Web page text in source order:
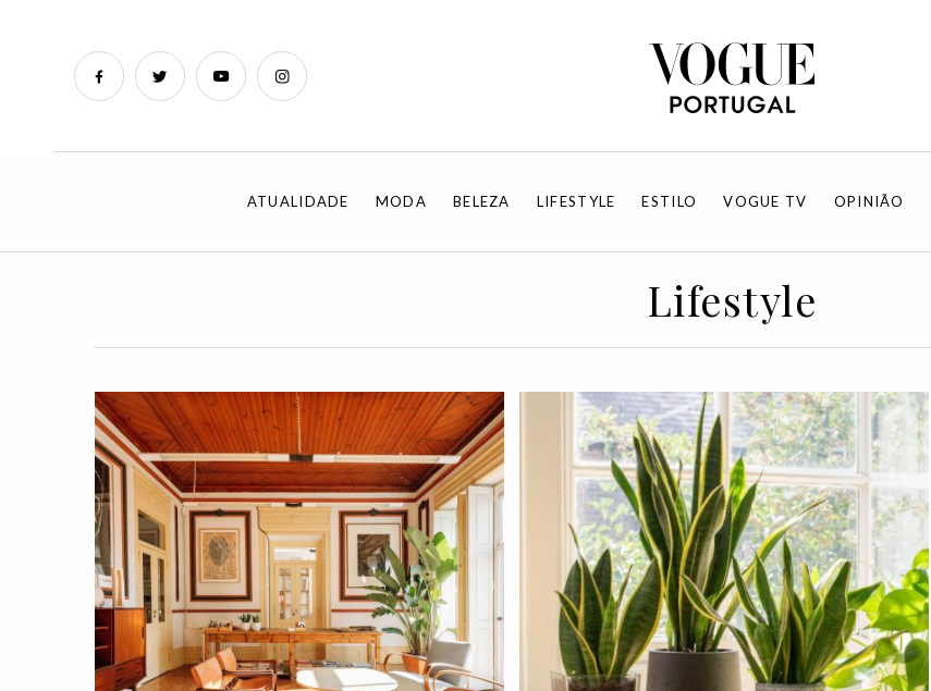
ATUALIDADE MODA BELEZA LIFESTYLE ESTILO VOGUE TV OPINIÃO
Lifestyle